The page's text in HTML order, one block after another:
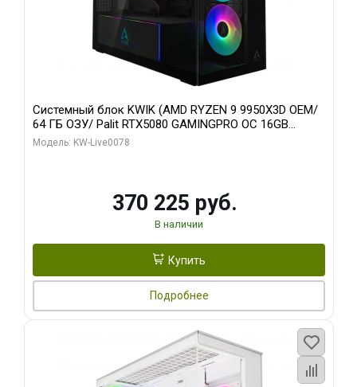
Системный блок KWIK (AMD RYZEN 9 9950X3D OEM/
64 ГБ ОЗУ/ Palit RTX5080 GAMINGPRO OC 16GB
GDDR7 256bit 3xDP HD/ 1 ТБ SSD)
Модель: KW-Live0078
370 225 руб.
В наличии
Купить
Подробнее